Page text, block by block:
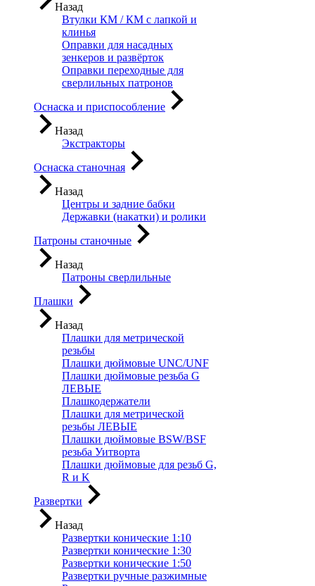
Назад
Втулки КМ / КМ с лапкой и
клинья
Оправки для насадных
зенкеров и развёрток
Оправки переходные для
сверлильных патронов
Оснаска и приспособление
Назад
Экстракторы
Оснаска станочная
Назад
Центры и задние бабки
Державки (накатки) и ролики
Патроны станочные
Назад
Патроны сверлильные
Плашки
Назад
Плашки для метрической
резьбы
Плашки дюймовые UNC/UNF
Плашки дюймовые резьба G
ЛЕВЫЕ
Плашкодержатели
Плашки для метрической
резьбы ЛЕВЫЕ
Плашки дюймовые BSW/BSF
резьба Уитворта
Плашки дюймовые для резьб G,
R и K
Развертки
Назад
Развертки конические 1:10
Развертки конические 1:30
Развертки конические 1:50
Развертки ручные разжимные